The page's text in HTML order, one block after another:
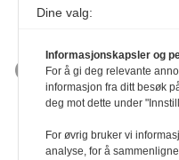
Dine valg:
Informasjonskapsler og
For å gi deg relevante
informasjon fra ditt besøk
deg mot dette under
For øvrig bruker vi
analyse, for å